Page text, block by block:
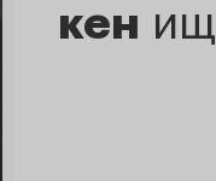
кен